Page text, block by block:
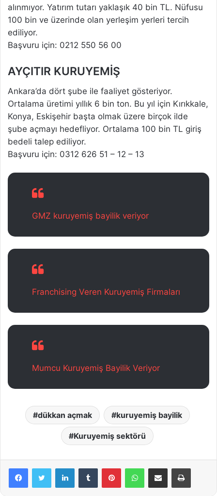
alınmıyor. Yatırım tutarı yaklaşık 40 bin TL. Nüfusu
100 bin ve üzerinde olan yerleşim yerleri tercih
ediliyor.
Başvuru için: 0212 550 56 00
AYÇITIR KURUYEMİŞ
Ankara’da dört şube ile faaliyet gösteriyor.
Ortalama üretimi yıllık 6 bin ton. Bu yıl için Kırıkkale,
Konya, Eskişehir başta olmak üzere birçok ilde
şube açmayı hedefliyor. Ortalama 100 bin TL giriş
bedeli talep ediliyor.
Başvuru için: 0312 626 51 – 12 – 13
GMZ kuruyemiş bayilik veriyor
Franchising Veren Kuruyemiş Firmaları
Mumcu Kuruyemiş Bayilik Veriyor
dükkan açmak kuruyemiş bayilik
Kuruyemiş sektörü
LinkedInTumblrPinterestWhatsAppE-Posta ile paylaşYazdır